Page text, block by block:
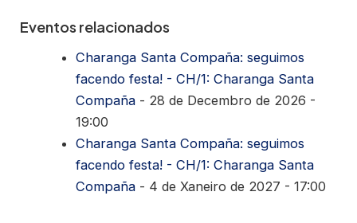
Eventos relacionados
Charanga Santa Compaña: seguimos
facendo festa! - CH/1: Charanga Santa
Compaña- 28 de Decembro de 2026 -
19:00
Charanga Santa Compaña: seguimos
facendo festa! - CH/1: Charanga Santa
Compaña- 4 de Xaneiro de 2027 - 17:00